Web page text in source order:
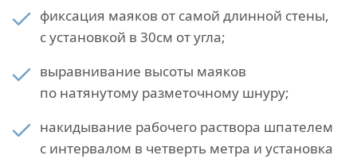
фиксация маяков от самой длинной стены,
с установкой в 30см от угла;
выравнивание высоты маяков
по натянутому разметочному шнуру;
накидывание рабочего раствора шпателем
с интервалом в четверть метра и установка